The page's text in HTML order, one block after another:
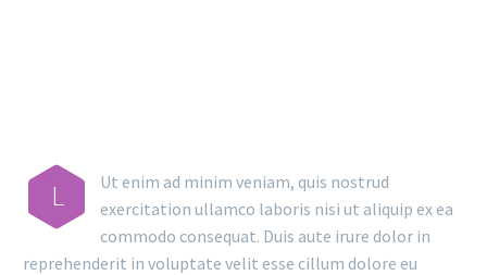
L
Ut enim ad minim veniam, quis nostrud
exercitation ullamco laboris nisi ut aliquip ex ea
commodo consequat. Duis aute irure dolor in
reprehenderit in voluptate velit esse cillum dolore eu